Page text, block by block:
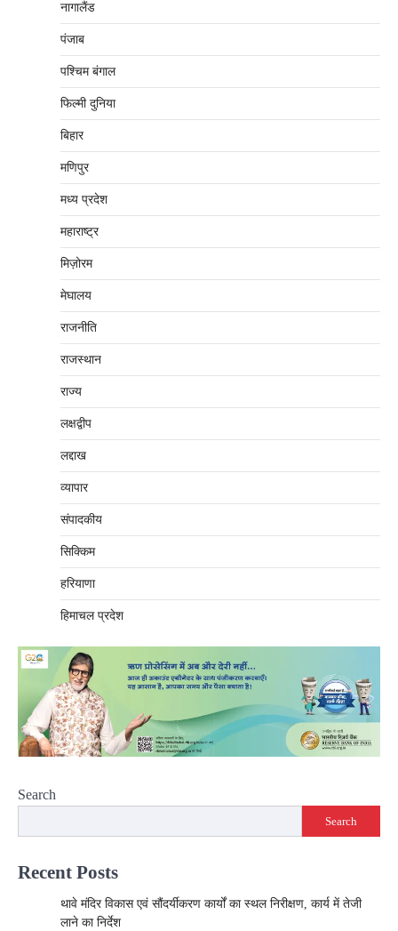
नागालैंड
पंजाब
पश्चिम बंगाल
फिल्मी दुनिया
बिहार
मणिपुर
मध्‍य प्रदेश
महाराष्‍ट्र
मिज़ोरम
मेघालय
राजनीति
राजस्थान
राज्य
लक्षद्वीप
लद्दाख
व्यापार
संपादकीय
सिक्किम
हरियाणा
हिमाचल प्रदेश
Search
Search
Recent Posts
थावे मंदिर विकास एवं सौंदर्यीकरण कार्यों का स्थल निरीक्षण, कार्य में तेजी
लाने का निर्देश